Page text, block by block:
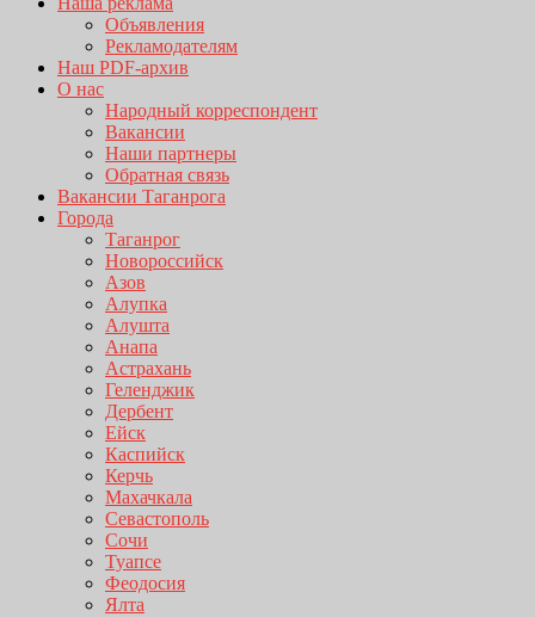
Объявления
Рекламодателям
Наш PDF-архив
О нас
Народный корреспондент
Вакансии
Наши партнеры
Обратная связь
Вакансии Таганрога
Города
Таганрог
Новороссийск
Азов
Алупка
Алушта
Анапа
Астрахань
Геленджик
Дербент
Ейск
Каспийск
Керчь
Махачкала
Севастополь
Сочи
Туапсе
Феодосия
Ялта